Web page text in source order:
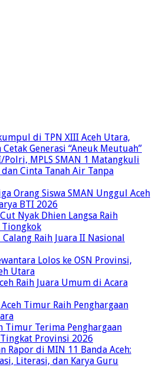
di TPN XIII Aceh Utara,
Generasi “Aneuk Meutuah”
MPLS SMAN 1 Matangkuli
Cinta Tanah Air Tanpa
Orang Siswa SMAN Unggul Aceh
BTI 2026
Nyak Dhien Langsa Raih
Tiongkok
Calang Raih Juara II Nasional
Lolos ke OSN Provinsi,
Utara
Raih Juara Umum di Acara
Timur Raih Penghargaan
Timur Terima Penghargaan
Provinsi 2026
Rapor di MIN 11 Banda Aceh:
Literasi, dan Karya Guru